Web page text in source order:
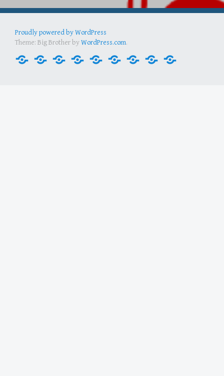
Proudly powered by WordPress
Theme: Big Brother byWordPress.com.